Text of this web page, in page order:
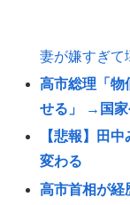
妻が嫌すぎて
高市総理「物
せる」 →国家
【悲報】田
変わる
高市首相が経